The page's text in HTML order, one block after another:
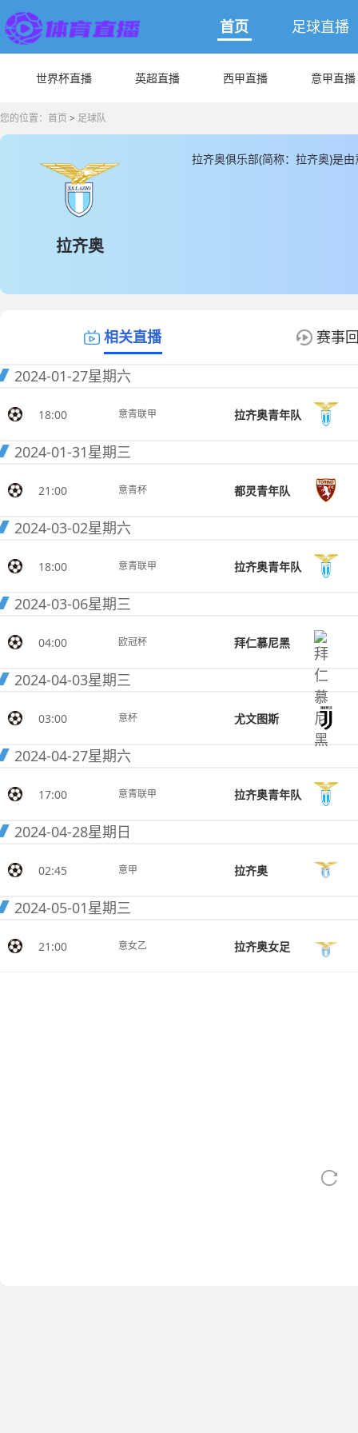
首页 足球直播
世界杯直播 英超直播 西甲直播 意甲直播
您的位置： 首页 > 足球队
拉齐奥
拉齐奥俱乐部(简称：拉齐奥)是
相关直播 赛事
2024-01-27星期六
18:00 意青联甲 拉齐奥青年队
2024-01-31星期三
21:00 意青杯 都灵青年队
2024-03-02星期六
18:00 意青联甲 拉齐奥青年队
2024-03-06星期三
04:00 欧冠杯 拜仁慕尼黑
2024-04-03星期三
03:00 意杯 尤文图斯
2024-04-27星期六
17:00 意青联甲 拉齐奥青年队
2024-04-28星期日
02:45 意甲 拉齐奥
2024-05-01星期三
21:00 意女乙 拉齐奥女足